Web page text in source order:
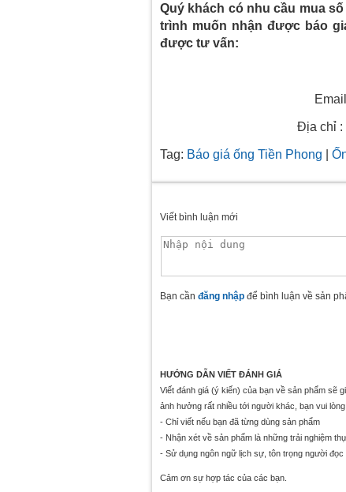
Quý khách có nhu cầu mua
trình muốn nhận được báo
được tư vấn:
Địa chỉ :
Tag: Báo giá ống Tiền Phong
Viết bình luận mới
Bạn cần đăng nhập để bình luận về sản
HƯỚNG DẪN VIẾT ĐÁNH GIÁ
Viết đánh giá (ý kiến) của bạn về sản phẩm sẽ
ảnh hưởng rất nhiều tới người khác, bạn vui
- Chỉ viết nếu bạn đã từng dùng sản phẩm
- Nhận xét về sản phẩm là những trải nghiệm
- Sử dụng ngôn ngữ lịch sự, tôn trọng người đọc
Cảm ơn sự hợp tác của các bạn.